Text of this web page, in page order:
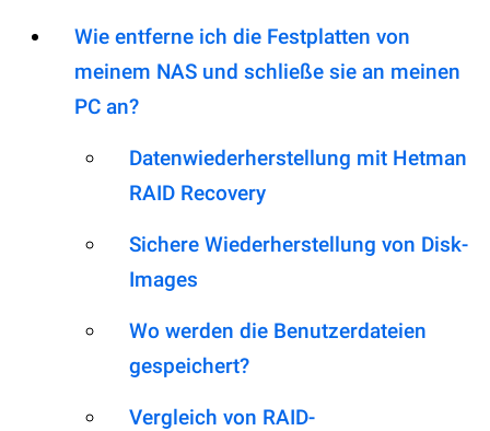
Wie entferne ich die Festplatten von
meinem NAS und schließe sie an meinen
PC an?
Datenwiederherstellung mit Hetman
RAID Recovery
Sichere Wiederherstellung von Disk-
Images
Wo werden die Benutzerdateien
gespeichert?
Vergleich von RAID-